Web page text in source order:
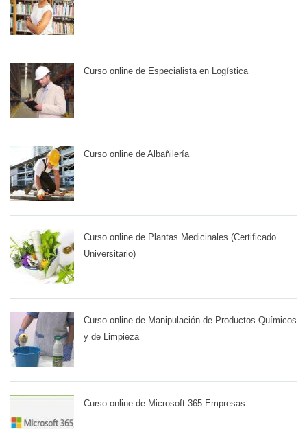
Curso online de Especialista en Logística
Curso online de Albañilería
Curso online de Plantas Medicinales (Certificado
Universitario)
Curso online de Manipulación de Productos Químicos
y de Limpieza
Curso online de Microsoft 365 Empresas